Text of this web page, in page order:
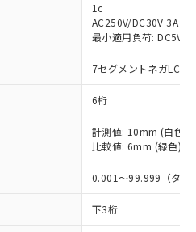
1c
AC250V/DC30V 3A
最小適用負荷: DC5V
7セグメントネガLCD
6桁
計測値: 10mm (白色)
比較値: 6mm (緑色)
0.001～99.999（タコ
下3桁
指令（10物質）の
品が提供可能な商品で
指令（10物質）の非含
り替える予定のある